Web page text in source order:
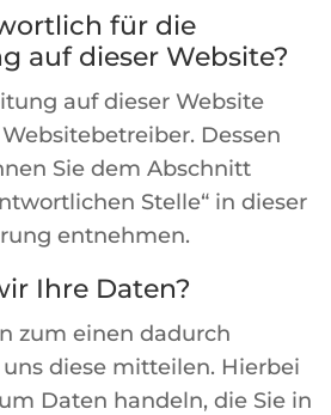
für die
auf dieser Website?
auf dieser Website
Dessen
Sie dem Abschnitt
Stelle“ in dieser
entnehmen.
Ihre Daten?
zum einen dadurch
uns diese mitteilen. Hierbei
Daten handeln, die Sie in